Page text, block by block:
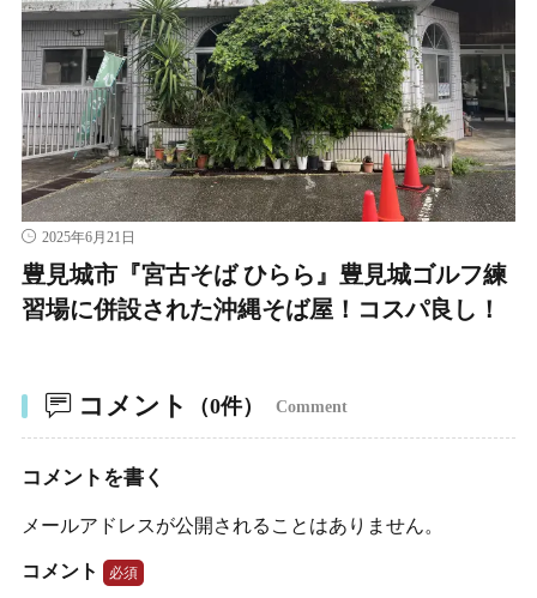
2025年6月21日
豊見城市『宮古そば ひらら』豊見城ゴルフ練
習場に併設された沖縄そば屋！コスパ良し！
コメント （0件） Comment
コメントを書く
メールアドレスが公開されることはありません。
コメント